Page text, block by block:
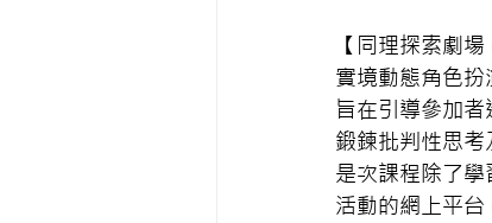
【同理探索劇
實境動態角色扮
旨在引導參加
鍛鍊批判性思考
是次課程除了
活動的網上平